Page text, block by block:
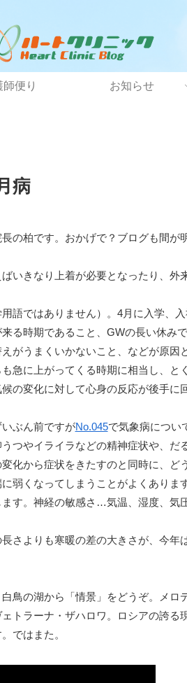
師便り お知らせ
病
の柏です。おかげで？ブログも間が
いきなり上着が必要となったり、外
語ではありません）。4月に入学、
る時期であること、GWの長い休み
がうまくいかないこと、などが原因
急に上がってくる時期に相当し、と
の変化に対して心身の反応が後手に
ぶん前ですがNo.045で気象病につい
つやイライラなどの精神症状や、だ
化から症状をきたすのと同時に、ど
弱くなってしまうことがよくありま
す。神経の敏感さ…気温、湿度、気
さよりも寒暖の差の大きさが、今年
鳥の湖から「情景」をどうぞ。メロ
トラーナ・ザハロワ。ロシアの誇る
ではまた。